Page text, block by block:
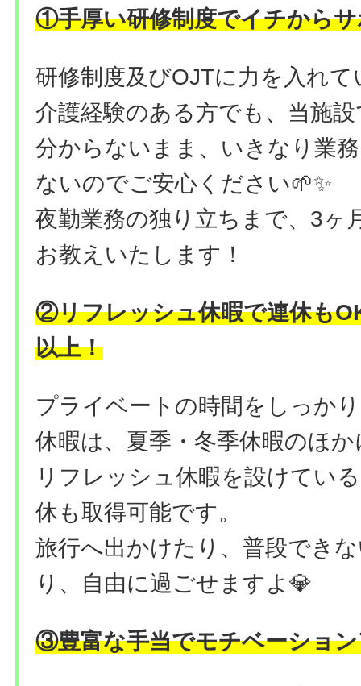
①手厚い研修制度でイチから
研修制度及びOJTに力を入れて
介護経験のある方でも、当施
分からないまま、いきなり業
ないのでご安心ください🌱✨
夜勤業務の独り立ちまで、3ヶ
お教えいたします！
②リフレッシュ休暇で連休も
以上！
プライベートの時間をしっか
休暇は、夏季・冬季休暇のほか
リフレッシュ休暇を設けてい
休も取得可能です。
旅行へ出かけたり、普段でき
り、自由に過ごせますよ💎
③豊富な手当でモチベーショ